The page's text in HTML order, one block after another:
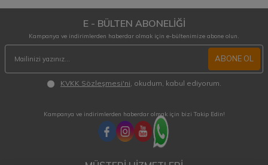
E - BÜLTEN ABONELİĞİ
Kampanya ve indirimlerden haberdar olmak için e-bültenimize abone olun.
ABONE OL
KVKK Sözleşmesi'ni , okudum, kabul ediyorum.
Kampanya ve indirimlerden haberdar olmak için bizi Takip Edin!